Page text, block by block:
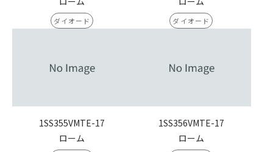
ダイオード ダイオード
1SS355VMTE-17
ローム
1SS356VMTE-17
ローム